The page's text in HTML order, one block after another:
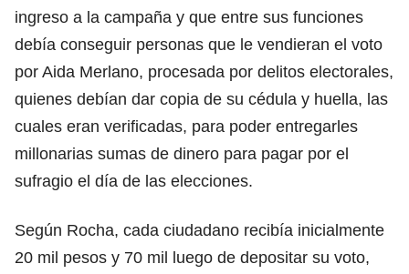
ingreso a la campaña y que entre sus funciones
debía conseguir personas que le vendieran el voto
por Aida Merlano, procesada por delitos electorales,
quienes debían dar copia de su cédula y huella, las
cuales eran verificadas, para poder entregarles
millonarias sumas de dinero para pagar por el
sufragio el día de las elecciones.
Según Rocha, cada ciudadano recibía inicialmente
20 mil pesos y 70 mil luego de depositar su voto,